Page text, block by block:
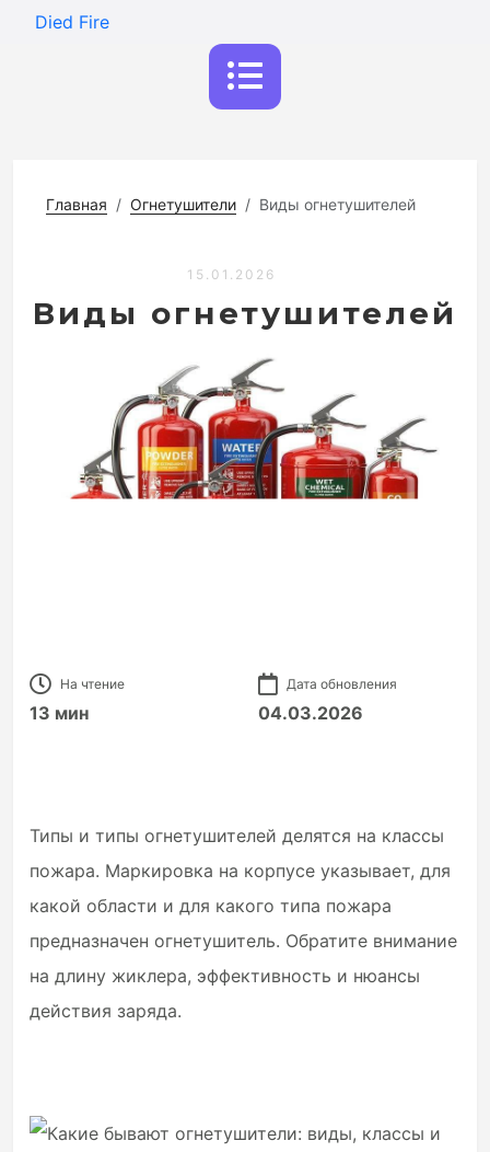
Died Fire
Главная Огнетушители Виды огнетушителей
15.01.2026
Виды огнетушителей
На чтение
13 мин
Дата обновления
04.03.2026
Типы и типы огнетушителей делятся на классы
пожара. Маркировка на корпусе указывает, для
какой области и для какого типа пожара
предназначен огнетушитель. Обратите внимание
на длину жиклера, эффективность и нюансы
действия заряда.